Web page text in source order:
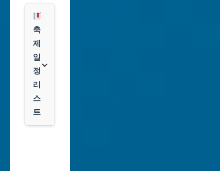
광
주
광
역
시
대
전
광
쿠
팡
클
룩
축
제
일
정
리
스
트